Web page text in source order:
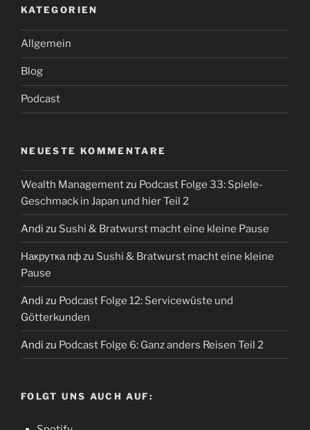
KATEGORIEN
Allgemein
Blog
Podcast
NEUESTE KOMMENTARE
Wealth Managementzu Podcast Folge 33: Spiele-
Geschmack in Japan und hier Teil 2
Andi zu Sushi & Bratwurst macht eine kleine Pause
Накрутка пфzu Sushi & Bratwurst macht eine kleine
Pause
Andi zu Podcast Folge 12: Servicewüste und
Götterkunden
Andi zu Podcast Folge 6: Ganz anders Reisen Teil 2
FOLGT UNS AUCH AUF: